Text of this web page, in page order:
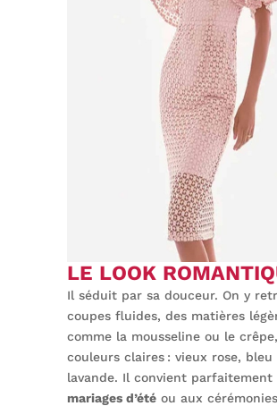
LE LOOK
Il séduit par sa douceur. On y
coupes fluides, des matières
comme la mousseline ou le
couleurs claires : vieux rose, bleu
lavande. Il convient parfaitement
mariages d’étéou aux